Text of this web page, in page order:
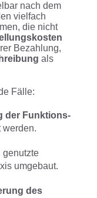
nach dem
vielfach
die nicht
Bezahlung,
als
Fälle:
der Funktions-
genutzte
umgebaut.
des